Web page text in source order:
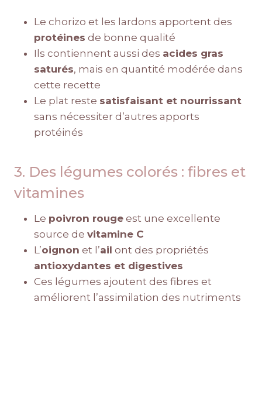
Le chorizo et les lardons apportent des
protéines de bonne qualité
Ils contiennent aussi des acides gras
saturés, mais en quantité modérée dans
cette recette
Le plat reste satisfaisant et nourrissant
sans nécessiter d’autres apports
protéinés
3. Des légumes colorés : fibres et
vitamines
Le poivron rouge est une excellente
source de vitamine C
L’oignon et l’ail ont des propriétés
antioxydantes et digestives
Ces légumes ajoutent des fibres et
améliorent l’assimilation des nutriments